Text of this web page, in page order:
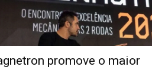
promove o maior